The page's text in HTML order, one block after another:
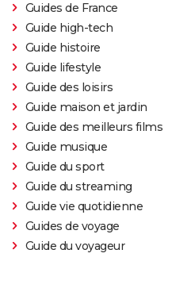
Guides de France
Guide high-tech
Guide histoire
Guide lifestyle
Guide des loisirs
Guide maison et jardin
Guide des meilleurs films
Guide musique
Guide du sport
Guide du streaming
Guide vie quotidienne
Guides de voyage
Guide du voyageur